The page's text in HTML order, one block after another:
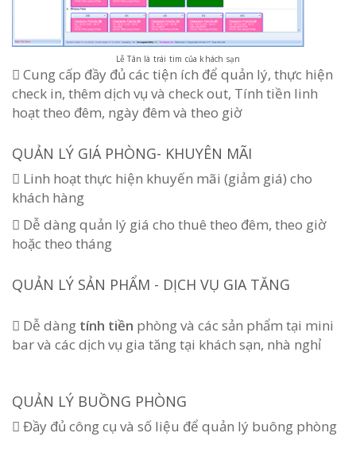
Lễ Tân là trái tim của khách sạn
 Cung cấp đầy đủ các tiện ích để quản lý, thực hiện
check in, thêm dịch vụ và check out, Tính tiền linh
hoạt theo đêm, ngày đêm và theo giờ
QUẢN LÝ GIÁ PHÒNG- KHUYÊN MÃI
 Linh hoạt thực hiện khuyến mãi (giảm giá) cho
khách hàng
 Dễ dàng quản lý giá cho thuê theo đêm, theo giờ
hoặc theo tháng
QUẢN LÝ SẢN PHẨM - DỊCH VỤ GIA TĂNG
 Dễ dàng tính tiền phòng và các sản phẩm tại mini
bar và các dịch vụ gia tăng tại khách sạn, nhà nghỉ
QUẢN LÝ BUỒNG PHÒNG
 Đầy đủ công cụ và số liệu để quản lý buông phòng